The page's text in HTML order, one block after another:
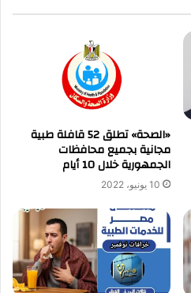
«الصحة» تطلق 52 قافلة طبية
مجانية بجميع محافظات
الجمهورية خلال 10 أيام
10 يونيو، 2022